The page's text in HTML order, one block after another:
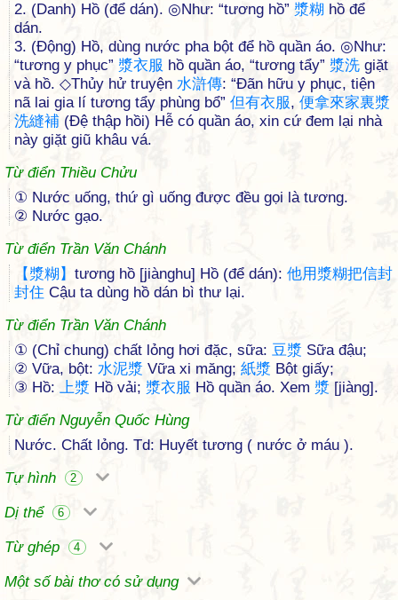
2. (Danh) Hồ (để dán). ◎Như: “tương hồ” 漿糊 hồ để
dán.
3. (Động) Hồ, dùng nước pha bột để hồ quần áo. ◎Như:
“tương y phục” 漿衣服 hồ quần áo, “tương tẩy” 漿洗 giặt
và hồ. ◇Thủy hử truyện 水滸傳: “Đãn hữu y phục, tiện
nã lai gia lí tương tẩy phùng bổ” 但有衣服, 便拿來家裏漿
洗縫補 (Đệ thập hồi) Hễ có quần áo, xin cứ đem lại nhà
này giặt giũ khâu vá.
Từ điển Thiều Chửu
① Nước uống, thứ gì uống được đều gọi là tương.
② Nước gạo.
Từ điển Trần Văn Chánh
【 漿糊 】 tương hồ [jiànghu] Hồ (để dán): 他用 漿糊把信封
封住 Cậu ta dùng hồ dán bì thư lại.
Từ điển Trần Văn Chánh
① (Chỉ chung) chất lỏng hơi đặc, sữa: 豆漿 Sữa đậu;
② Vữa, bột: 水泥漿 Vữa xi măng; 紙漿 Bột giấy;
③ Hồ: 上漿 Hồ vải; 漿衣服 Hồ quần áo. Xem 漿 [jiàng].
Từ điển Nguyễn Quốc Hùng
Nước. Chất lỏng. Td: Huyết tương ( nước ở máu ).
Tự hình
2
Dị thể 6
Từ ghép 4
Một số bài thơ có sử dụng